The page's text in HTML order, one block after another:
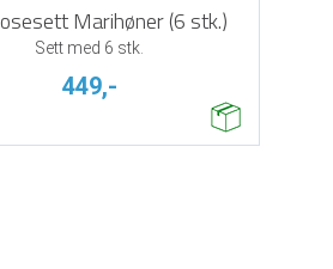
Marihøner (6 stk.)
Sett med 6 stk.
449,-